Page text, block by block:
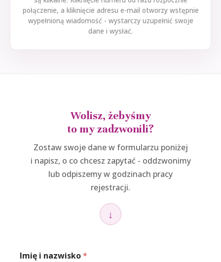
połączenie, a kliknięcie adresu e-mail otworzy wstępnie
wypełnioną wiadomość - wystarczy uzupełnić swoje
dane i wysłać.
Wolisz, żebyśmy
to my zadzwonili?
Zostaw swoje dane w formularzu poniżej
i napisz, o co chcesz zapytać - oddzwonimy
lub odpiszemy w godzinach pracy
rejestracji.
↓
Imię i nazwisko*